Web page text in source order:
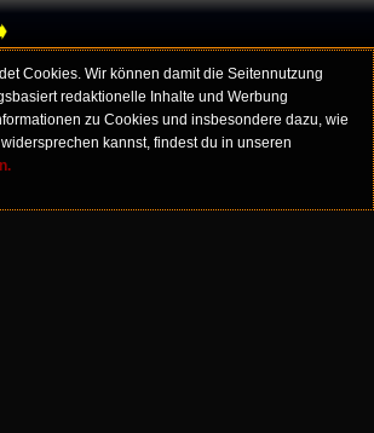
Cookies. Wir können damit die Seitennutzung
redaktionelle Inhalte und Werbung
zu Cookies und insbesondere dazu, wie
kannst, findest du in unseren